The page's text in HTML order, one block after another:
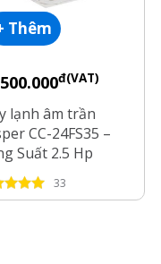
Thêm
đ(VAT)
lạnh âm trần
CC-24FS35 –
Suất 2.5 Hp
33